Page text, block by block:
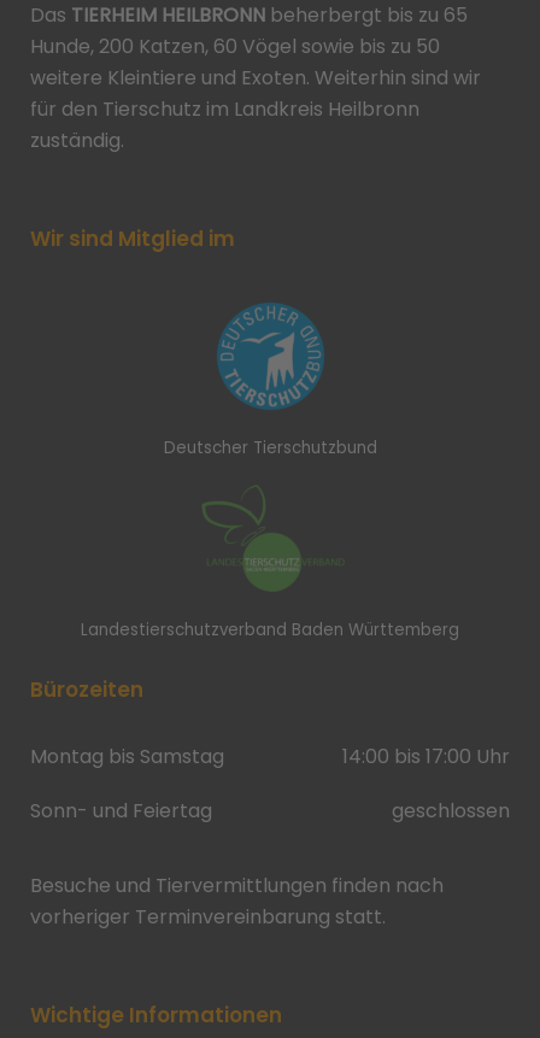
Das TIERHEIM HEILBRONN beherbergt bis zu 65
Hunde, 200 Katzen, 60 Vögel sowie bis zu 50
weitere Kleintiere und Exoten. Weiterhin sind wir
für den Tierschutz im Landkreis Heilbronn
zuständig.
Wir sind Mitglied im
Deutscher Tierschutzbund
Landestierschutzverband Baden Württemberg
Bürozeiten
Montag bis Samstag
14:00 bis 17:00 Uhr
Sonn- und Feiertag
geschlossen
Besuche und Tiervermittlungen finden nach
vorheriger Terminvereinbarung statt.
Wichtige Informationen